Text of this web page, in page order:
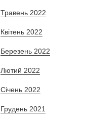
Травень 2022
Квітень 2022
Березень 2022
Лютий 2022
Січень 2022
Грудень 2021